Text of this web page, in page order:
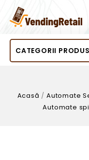
CATEGORII
Acasă /Automate
Automate